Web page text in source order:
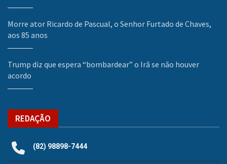
Morre ator Ricardo de Pascual, o Senhor Furtado de Chaves,
aos 85 anos
Trump diz que espera “bombardear” o Irã se não houver
acordo
REDAÇÃO
(82) 98898-7444